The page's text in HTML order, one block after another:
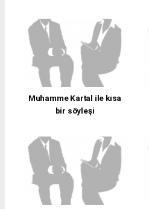
Muhamme Kartal ile kısa
bir söyleşi